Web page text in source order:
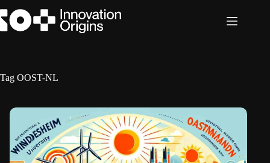
naar
de
Tag OOST-NL